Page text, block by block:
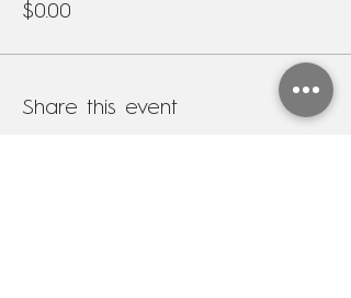
$0.00
Share this event